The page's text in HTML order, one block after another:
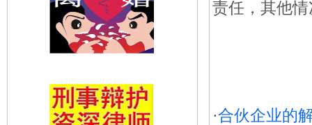
责任，其他
·合伙企业的